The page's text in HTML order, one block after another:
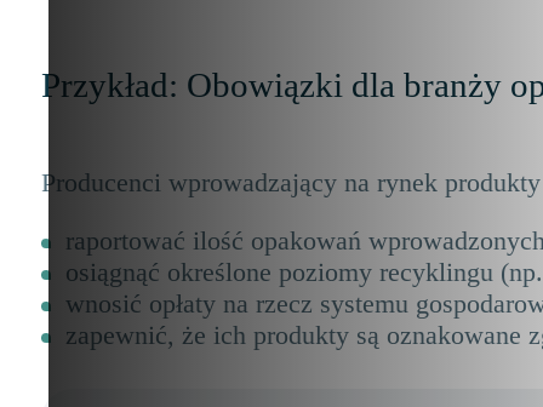
Przykład: Obowiązki dla branży
Producenci wprowadzający na rynek
raportować ilość opakowań
osiągnąć określone poziomy recyklingu
wnosić opłaty na rzecz systemu
zapewnić, że ich produkty są oznakowane